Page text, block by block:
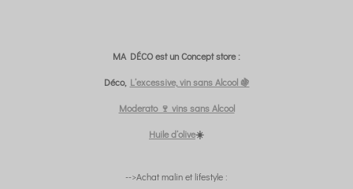
MA DÉCO est un Concept store :
Déco, L’excessive, vin sans Alcool 🍇
Moderato 🍷 vins sans Alcool
Huile d’olive☀️
-->Achat malin et lifestyle :